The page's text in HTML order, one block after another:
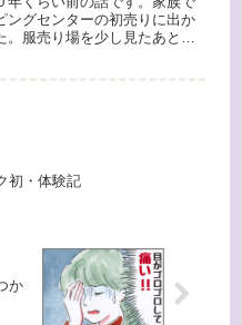
ングセンターの初売りに出か
。服売り場を少し見たあと、
初・体験記
か